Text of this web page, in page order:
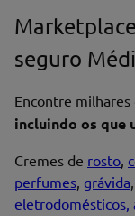
Nome*
Endereço de email
seguro
Encontre milhares
incluindo os que
Cremes de rosto,
perfumes, grávida,
eletrodomésticos,